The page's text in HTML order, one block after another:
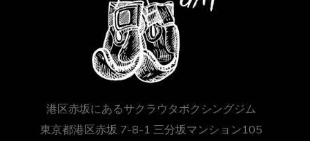
港区赤坂にあるサクラウタボクシングジム
東京都港区赤坂 7-8-1 三分坂マンション105